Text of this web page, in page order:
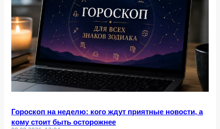
Гороскоп на неделю: кого ждут приятные новости, а
кому стоит быть осторожнее